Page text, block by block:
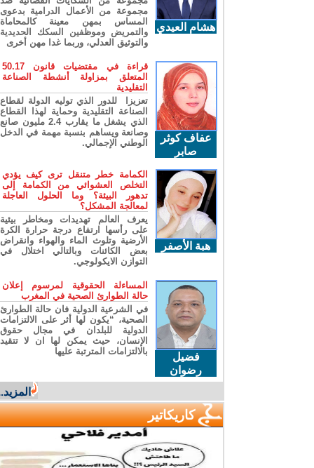
هشام العيدي
مجموعة من الأعمال الدرامية بدعوى
المساس بمهن معينة كالمحاماة
والتمريض وموظفين السكك الحديدية
والتوثيق العدلي، وربما غدا مهن أخرى
عفاف كوثر
صابر
قراءة في مقتضيات قانون 50.17
المتعلق بمزاولة أنشطة الصناعة
التقليدية
تعزيزا للدور الذي توليه الدولة لقطاع
الصناعة التقليدية وحماية لهذا القطاع
الذي يشغل ما يقارب 2.4 مليون صانع
وصانعة ويساهم بنسبة مهمة في الدخل
الوطني الإجمالي.
هبة الأصفر
الكمامة خطر متنقل ترى كيف يؤدي
التخلص العشوائي من الكمامة إلى
تدهور البيئة؟ وما الحلول العاجلة
لمعالجة المشكل؟
يعرف العالم تهديدات ومخاطر بيئية
على رأسها ارتفاع درجة حرارة الكرة
الأرضية وتلوث الماء والهواء وانقراض
بعض الكائنات وبالتالي اختلال في
التوازن الايكولوجي.
فضيل
رضوان
المساءلة الحقوقية لمرسوم إعلان
حالة الطوارئ الصحية في المغرب
في الشرعية الدولية فان حالة الطوارئ
الصحية، “يكون لها أثر على الالتزامات
الدولية للبلدان في مجال حقوق
الإنسان، حيث يمكن لها ان لا تتقيد
بالالتزامات المترتبة عليها
المزيد...
كاريكاتير